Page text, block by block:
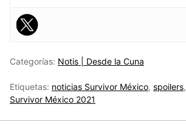
Categorías: Notis | Desde la Cuna
Etiquetas: noticias Survivor México, spoilers,
Survivor México 2021